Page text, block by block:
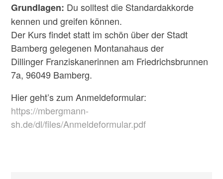
Grundlagen: Du solltest die Standardakkorde
kennen und greifen können.
Der Kurs findet statt im schön über der Stadt
Bamberg gelegenen Montanahaus der
Dillinger Franziskanerinnen am Friedrichsbrunnen
7a, 96049 Bamberg.
Hier geht’s zum Anmeldeformular:
https://mbergmann-
sh.de/dl/files/Anmeldeformular.pdf